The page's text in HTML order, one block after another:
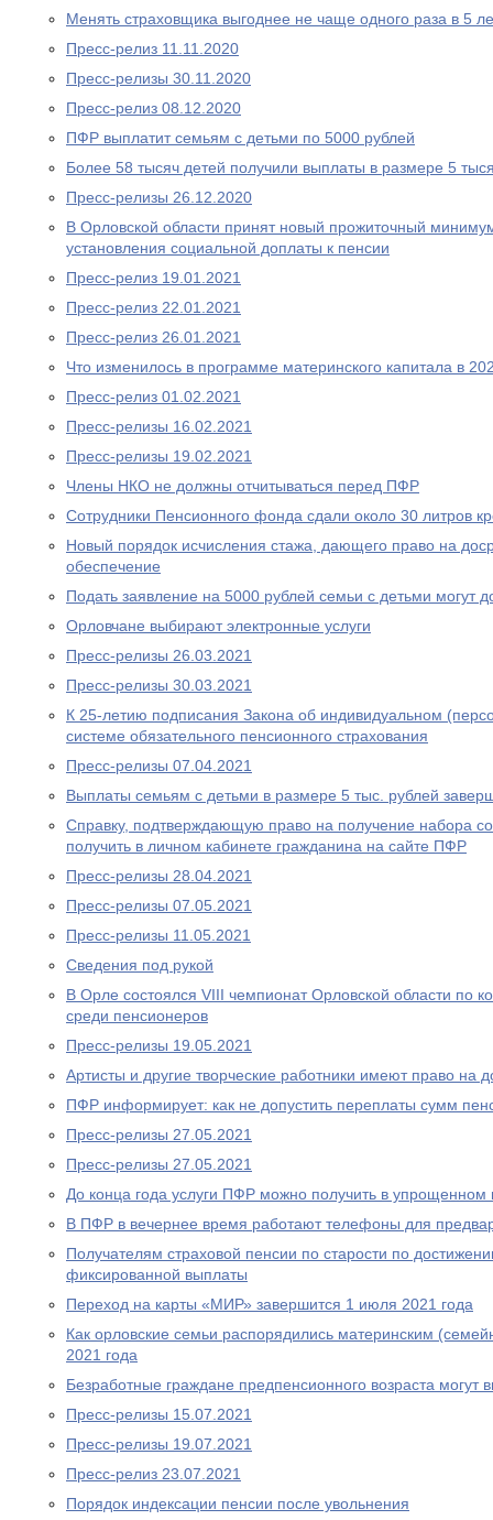
Менять страховщика выгоднее не чаще одного раза в 5
Пресс-релиз 11.11.2020
Пресс-релизы 30.11.2020
Пресс-релиз 08.12.2020
ПФР выплатит семьям с детьми по 5000 рублей
Более 58 тысяч детей получили выплаты в размере 5
Пресс-релизы 26.12.2020
В Орловской области принят новый прожиточный
установления социальной доплаты к пенсии
Пресс-релиз 19.01.2021
Пресс-релиз 22.01.2021
Пресс-релиз 26.01.2021
Что изменилось в программе материнского капитала в
Пресс-релиз 01.02.2021
Пресс-релизы 16.02.2021
Пресс-релизы 19.02.2021
Члены НКО не должны отчитываться перед ПФР
Сотрудники Пенсионного фонда сдали около 30 литров
Новый порядок исчисления стажа, дающего право на
обеспечение
Подать заявление на 5000 рублей семьи с детьми могут
Орловчане выбирают электронные услуги
Пресс-релизы 26.03.2021
Пресс-релизы 30.03.2021
К 25-летию подписания Закона об индивидуальном
системе обязательного пенсионного страхования
Пресс-релизы 07.04.2021
Выплаты семьям с детьми в размере 5 тыс. рублей
Справку, подтверждающую право на получение набора
получить в личном кабинете гражданина на сайте ПФР
Пресс-релизы 28.04.2021
Пресс-релизы 07.05.2021
Пресс-релизы 11.05.2021
Сведения под рукой
В Орле состоялся VIII чемпионат Орловской области по
среди пенсионеров
Пресс-релизы 19.05.2021
Артисты и другие творческие работники имеют право на
ПФР информирует: как не допустить переплаты сумм
Пресс-релизы 27.05.2021
Пресс-релизы 27.05.2021
До конца года услуги ПФР можно получить в упрощенном
В ПФР в вечернее время работают телефоны для
Получателям страховой пенсии по старости по
фиксированной выплаты
Переход на карты «МИР» завершится 1 июля 2021 года
Как орловские семьи распорядились материнским
2021 года
Безработные граждане предпенсионного возраста
Пресс-релизы 15.07.2021
Пресс-релизы 19.07.2021
Пресс-релиз 23.07.2021
Порядок индексации пенсии после увольнения